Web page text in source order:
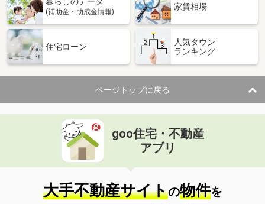
(補助金・助成金情報)
家賃相場
住宅ローン
人気タウン
ランキング
ページトップに戻る
goo住宅・不動産
アプリ
大手不動産サイトの物件を